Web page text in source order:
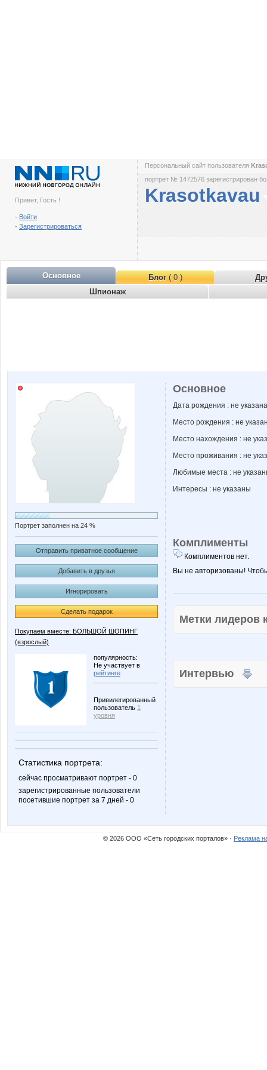
Привет, Гость !
- Войти
- Зарегистрироваться
Персональный сайт пользователя
портрет № 1472576 зарегистрирован
Krasotkavau
Основное Блог( 0 )
Шпионаж
Портрет заполнен на 24 %
Отправить приватное сообщение
Добавить в друзья
Игнорировать
Сделать подарок
Покупаем вместе: БОЛЬШОЙ ШОПИНГ
(взрослый)
популярность:
Не участвует в
рейтинге
Привилегированный
пользователь 1
уровня
Статистика портрета:
сейчас просматривают портрет - 0
зарегистрированные пользователи
посетившие портрет за 7 дней - 0
Основное
Дата рождения : не указана
Место рождения : не
Место нахождения : не
Место проживания : не
Любимые места : не
Интересы : не указаны
Комплименты
Комплиментов нет.
Вы не авторизованы!
Метки
Интервью
© 2026 ООО «Сеть городских порталов» · Реклама